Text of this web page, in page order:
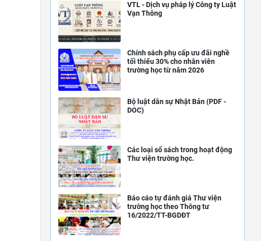
VTL - Dịch vụ pháp lý Công ty Luật
Vạn Thông
Chính sách phụ cấp ưu đãi nghề
tối thiểu 30% cho nhân viên
trường học từ năm 2026
Bộ luật dân sự Nhật Bản (PDF -
DOC)
Các loại sổ sách trong hoạt động
Thư viện trường học.
Báo cáo tự đánh giá Thư viện
trường học theo Thông tư
16/2022/TT-BGDĐT